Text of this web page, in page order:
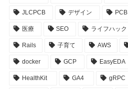
JLCPCB デザイン PCB
医療 SEO ライフハック
Rails 子育て AWS
docker GCP EasyEDA
HealthKit GA4 gRPC